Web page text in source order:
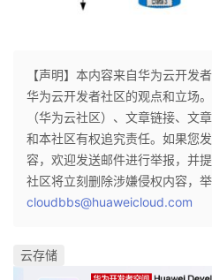
【声明】本内容来自华为云开发
华为云开发者社区的观点和立场
（华为云社区）、文章链接、文
和本社区有权追究责任。如果您
容，欢迎发送邮件进行举报，并
社区将立刻删除涉嫌侵权内容，举
cloudbbs@huaweicloud.com
云存储